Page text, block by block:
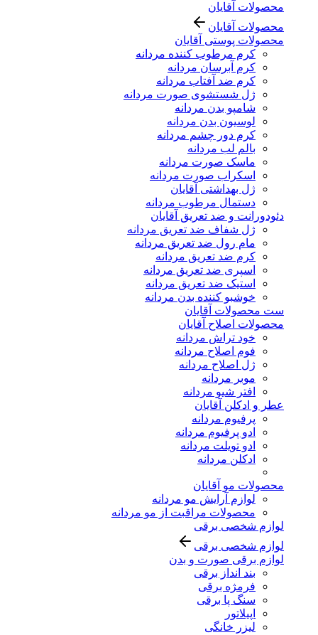
محصولات آقایان
محصولات آقایان
محصولات پوستی آقایان
کرم مرطوب کننده مردانه
کرم آبرسان مردانه
کرم ضد آفتاب مردانه
ژل شستشوی صورت مردانه
شامپو بدن مردانه
لوسیون بدن مردانه
کرم دور چشم مردانه
بالم لب مردانه
ماسک صورت مردانه
اسکراب صورت مردانه
ژل بهداشتی آقایان
دستمال مرطوب مردانه
دئودورانت و ضد تعریق آقایان
ژل شفاف ضد تعریق مردانه
مام رول ضد تعریق مردانه
کرم ضد تعریق مردانه
اسپری ضد تعریق مردانه
استیک ضد تعریق مردانه
خوشبو کننده بدن مردانه
ست محصولات آقایان
محصولات اصلاح آقایان
خود تراش مردانه
فوم اصلاح مردانه
ژل اصلاح مردانه
موبر مردانه
افتر شیو مردانه
عطر و ادکلن آقایان
پرفیوم مردانه
ادو پرفیوم مردانه
ادو تویلت مردانه
ادکلن مردانه
محصولات مو آقایان
لوازم آرایش مو مردانه
محصولات مراقبت از مو مردانه
لوازم شخصی برقی
لوازم شخصی برقی
لوازم برقی صورت و بدن
بند انداز برقی
فرمژه برقی
سنگ پا برقی
اپیلاتور
لیزر خانگی